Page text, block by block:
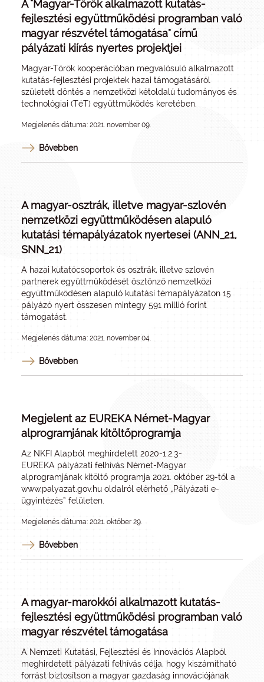
A "Magyar-Török alkalmazott kutatás-
fejlesztési együttműködési programban való
magyar részvétel támogatása" című
pályázati kiírás nyertes projektjei
Magyar-Török kooperációban megvalósuló alkalmazott
kutatás-fejlesztési projektek hazai támogatásáról
született döntés a nemzetközi kétoldalú tudományos és
technológiai (TéT) együttműködés keretében.
Megjelenés dátuma: 2021. november 09.
Bővebben
A magyar-osztrák, illetve magyar-szlovén
nemzetközi együttműködésen alapuló
kutatási témapályázatok nyertesei (ANN_21,
SNN_21)
A hazai kutatócsoportok és osztrák, illetve szlovén
partnerek együttműködését ösztönző nemzetközi
együttműködésen alapuló kutatási témapályázaton 15
pályázó nyert összesen mintegy 591 millió forint
támogatást.
Megjelenés dátuma: 2021. november 04.
Bővebben
Megjelent az EUREKA Német-Magyar
alprogramjának kitöltőprogramja
Az NKFI Alapból meghirdetett 2020-1.2.3-
EUREKA pályázati felhívás Német-Magyar
alprogramjának kitöltő programja 2021. október 29-től a
www.palyazat.gov.hu oldalról elérhető „Pályázati e-
ügyintézés” felületen.
Megjelenés dátuma: 2021. október 29.
Bővebben
A magyar-marokkói alkalmazott kutatás-
fejlesztési együttműködési programban való
magyar részvétel támogatása
A Nemzeti Kutatási, Fejlesztési és Innovációs Alapból
meghirdetett pályázati felhívás célja, hogy kiszámítható
forrást biztosítson a magyar gazdaság innovációjának